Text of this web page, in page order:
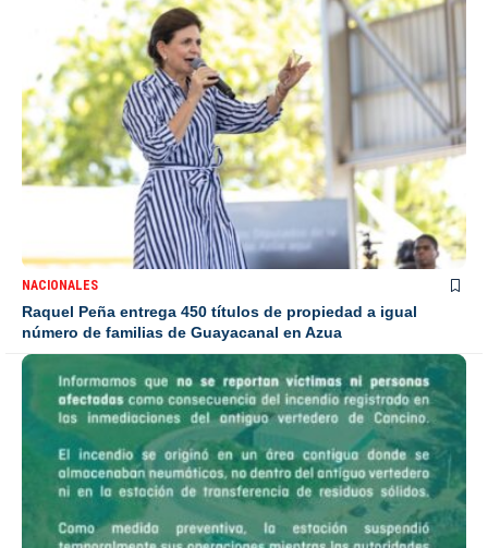
NACIONALES
Raquel Peña entrega 450 títulos de propiedad a igual
número de familias de Guayacanal en Azua